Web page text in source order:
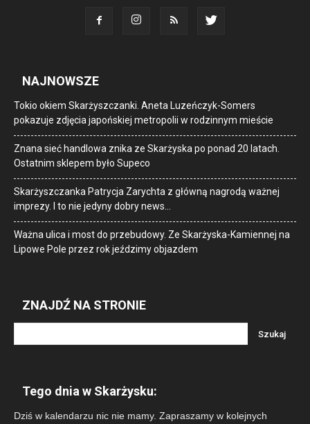
NAJNOWSZE
Tokio okiem Skarżyszczanki. Aneta Luzeńczyk-Somers
pokazuje zdjęcia japońskiej metropolii w rodzinnym mieście
Znana sieć handlowa znika ze Skarżyska po ponad 20 latach.
Ostatnim sklepem było Supeco
Skarżyszczanka Patrycja Zarychta z główną nagrodą ważnej
imprezy. I to nie jedyny dobry news…
Ważna ulica i most do przebudowy. Ze Skarżyska-Kamiennej na
Lipowe Pole przez rok jeździmy objazdem
ZNAJDŹ NA STRONIE
Tego dnia w Skarżysku:
Dziś w kalendarzu nic nie mamy. Zapraszamy w kolejnych